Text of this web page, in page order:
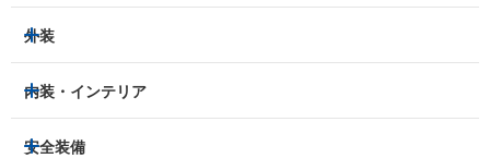
外装
ヘッドライト
アルミホイール：あり
内装・インテリア
3列シート
安全装備